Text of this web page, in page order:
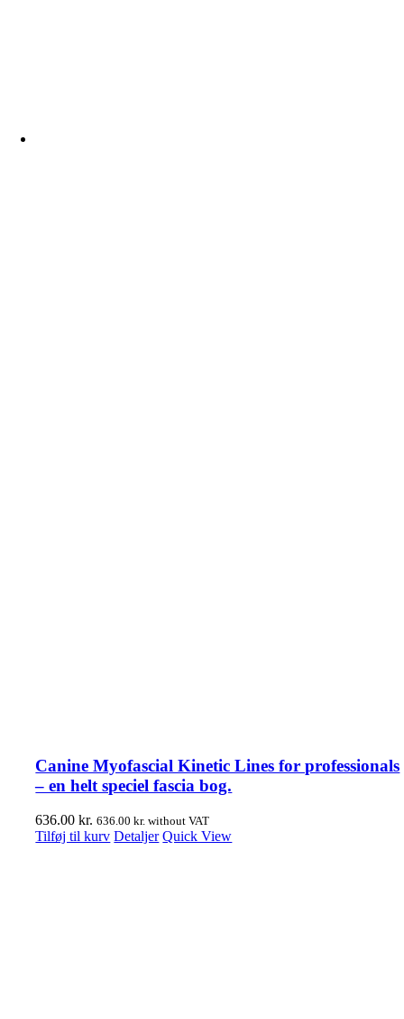
Canine Myofascial Kinetic Lines for professionals
– en helt speciel fascia bog.
636.00kr. 636.00kr. without VAT
Tilføj til kurv Detaljer Quick View